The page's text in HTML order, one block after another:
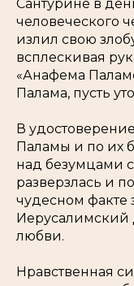
Сантурине в
человеческого
излил свою
всплескивая
«Анафема
Палама, пусть
В
Паламы и по их
над безумцами
разверзлась и
чудесном факте
Иерусалимский
любви.
Нравственная